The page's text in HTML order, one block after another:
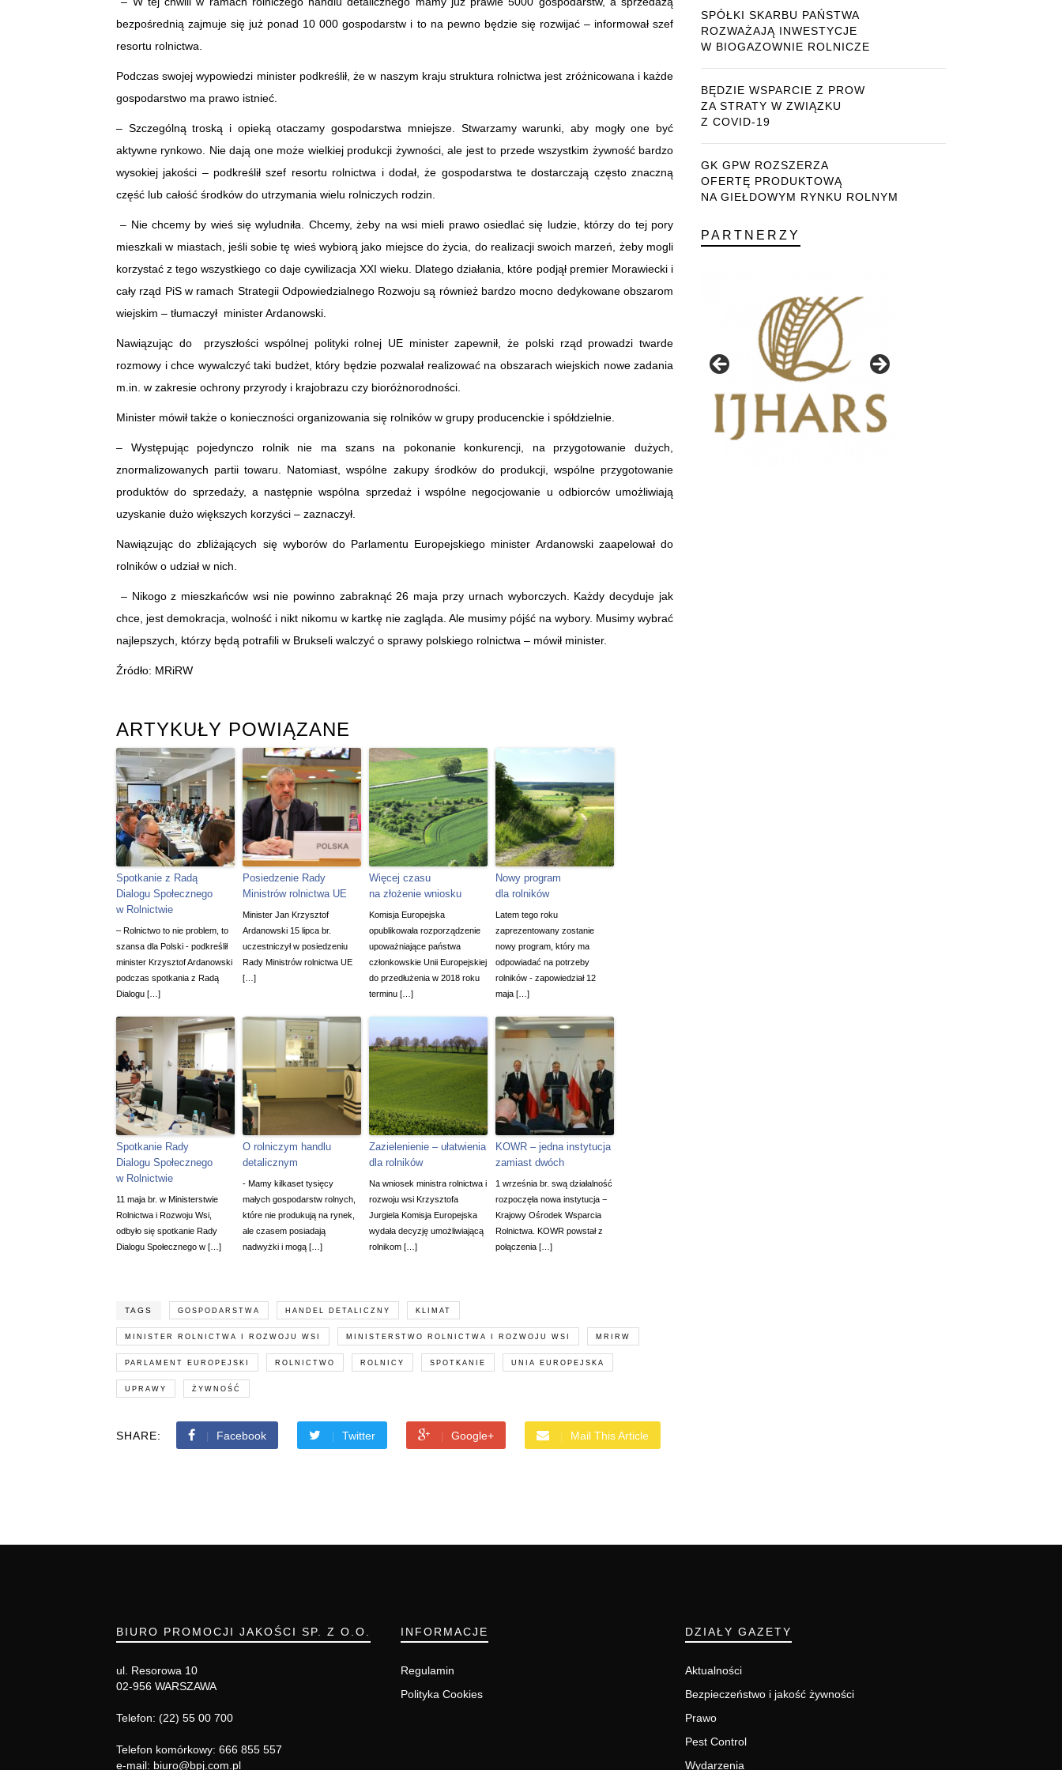
bezpośrednią zajmuje się już ponad 10 000 gospodarstw i to na pewno będzie się rozwijać – informował szef
resortu rolnictwa.
Podczas swojej wypowiedzi minister podkreślił, że w naszym kraju struktura rolnictwa jest zróżnicowana i każde
gospodarstwo ma prawo istnieć.
– Szczególną troską i opieką otaczamy gospodarstwa mniejsze. Stwarzamy warunki, aby mogły one być
aktywne rynkowo. Nie dają one może wielkiej produkcji żywności, ale jest to przede wszystkim żywność bardzo
wysokiej jakości – podkreślił szef resortu rolnictwa i dodał, że gospodarstwa te dostarczają często znaczną
część lub całość środków do utrzymania wielu rolniczych rodzin.
– Nie chcemy by wieś się wyludniła. Chcemy, żeby na wsi mieli prawo osiedlać się ludzie, którzy do tej pory
mieszkali w miastach, jeśli sobie tę wieś wybiorą jako miejsce do życia, do realizacji swoich marzeń, żeby mogli
korzystać z tego wszystkiego co daje cywilizacja XXI wieku. Dlatego działania, które podjął premier Morawiecki i
cały rząd PiS w ramach Strategii Odpowiedzialnego Rozwoju są również bardzo mocno dedykowane obszarom
wiejskim – tłumaczył minister Ardanowski.
Nawiązując do przyszłości wspólnej polityki rolnej UE minister zapewnił, że polski rząd prowadzi twarde
rozmowy i chce wywalczyć taki budżet, który będzie pozwalał realizować na obszarach wiejskich nowe zadania
m.in. w zakresie ochrony przyrody i krajobrazu czy bioróżnorodności.
Minister mówił także o konieczności organizowania się rolników w grupy producenckie i spółdzielnie.
– Występując pojedynczo rolnik nie ma szans na pokonanie konkurencji, na przygotowanie dużych,
znormalizowanych partii towaru. Natomiast, wspólne zakupy środków do produkcji, wspólne przygotowanie
produktów do sprzedaży, a następnie wspólna sprzedaż i wspólne negocjowanie u odbiorców umożliwiają
uzyskanie dużo większych korzyści – zaznaczył.
Nawiązując do zbliżających się wyborów do Parlamentu Europejskiego minister Ardanowski zaapelował do
rolników o udział w nich.
– Nikogo z mieszkańców wsi nie powinno zabraknąć 26 maja przy urnach wyborczych. Każdy decyduje jak
chce, jest demokracja, wolność i nikt nikomu w kartkę nie zagląda. Ale musimy pójść na wybory. Musimy wybrać
najlepszych, którzy będą potrafili w Brukseli walczyć o sprawy polskiego rolnictwa – mówił minister.​
Źródło: MRiRW
ARTYKUŁY POWIĄZANE
Spotkanie z Radą
Dialogu Społecznego
w Rolnictwie
– Rolnictwo to nie problem, to
szansa dla Polski - podkreślił
minister Krzysztof Ardanowski
podczas spotkania z Radą
Dialogu […]
Posiedzenie Rady
Ministrów rolnictwa UE
Minister Jan Krzysztof
Ardanowski 15 lipca br.
uczestniczył w posiedzeniu
Rady Ministrów rolnictwa UE
[…]
Więcej czasu
na złożenie wniosku
Komisja Europejska
opublikowała rozporządzenie
upoważniające państwa
członkowskie Unii Europejskiej
do przedłużenia w 2018 roku
terminu […]
Nowy program
dla rolników
Latem tego roku
zaprezentowany zostanie
nowy program, który ma
odpowiadać na potrzeby
rolników - zapowiedział 12
maja […]
Spotkanie Rady
Dialogu Społecznego
w Rolnictwie
11 maja br. w Ministerstwie
Rolnictwa i Rozwoju Wsi,
odbyło się spotkanie Rady
Dialogu Społecznego w […]
O rolniczym handlu
detalicznym
- Mamy kilkaset tysięcy
małych gospodarstw rolnych,
które nie produkują na rynek,
ale czasem posiadają
nadwyżki i mogą […]
Zazielenienie – ułatwienia
dla rolników
Na wniosek ministra rolnictwa i
rozwoju wsi Krzysztofa
Jurgiela Komisja Europejska
wydała decyzję umożliwiającą
rolnikom […]
KOWR – jedna instytucja
zamiast dwóch
1 września br. swą działalność
rozpoczęła nowa instytucja −
Krajowy Ośrodek Wsparcia
Rolnictwa. KOWR powstał z
połączenia […]
TAGS GOSPODARSTWA HANDEL DETALICZNY KLIMAT
MINISTER ROLNICTWA I ROZWOJU WSI MINISTERSTWO ROLNICTWA I ROZWOJU WSI MRIRW
PARLAMENT EUROPEJSKI ROLNICTWO ROLNICY SPOTKANIE UNIA EUROPEJSKA
UPRAWY ŻYWNOŚĆ
SHARE: Facebook Twitter Google+ Mail This Article
SPÓŁKI SKARBU PAŃSTWA
ROZWAŻAJĄ INWESTYCJE
W BIOGAZOWNIE ROLNICZE
BĘDZIE WSPARCIE Z PROW
ZA STRATY W ZWIĄZKU
Z COVID-19
GK GPW ROZSZERZA
OFERTĘ PRODUKTOWĄ
NA GIEŁDOWYM RYNKU ROLNYM
PARTNERZY
BIURO PROMOCJI JAKOŚCI SP. Z O.O.
ul. Resorowa 10
02-956 WARSZAWA
Telefon: (22) 55 00 700
Telefon komórkowy: 666 855 557
e-mail: biuro@bpj.com.pl
INFORMACJE
Regulamin
Polityka Cookies
DZIAŁY GAZETY
Aktualności
Bezpieczeństwo i jakość żywności
Prawo
Pest Control
Wydarzenia